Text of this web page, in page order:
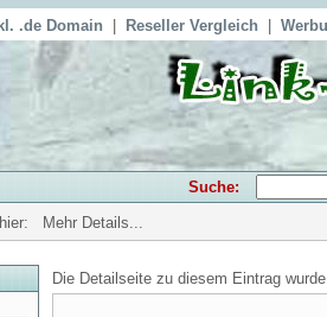
.de Domain Reseller Vergleich
Suche:
Mehr Details...
Die Detailseite zu diesem Eintrag